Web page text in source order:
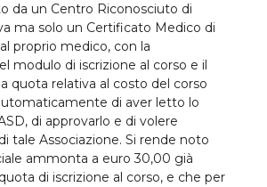
da un Centro Riconosciuto di
ma solo un Certificato Medico di
proprio medico, con la
modulo di iscrizione al corso e il
quota relativa al costo del corso
di aver letto lo
di approvarlo e di volere
tale Associazione. Si rende noto
ammonta a euro 30,00 già
di iscrizione al corso, e che per